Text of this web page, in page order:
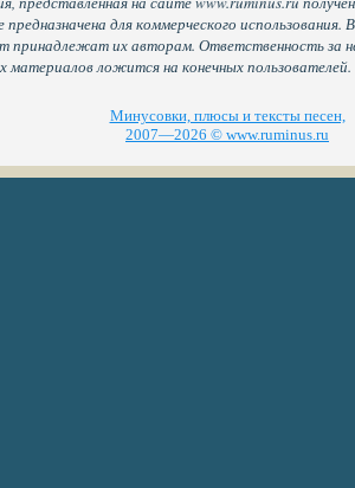
предназначена для коммерческого
принадлежат их авторам. Ответственность за
материалов ложится на конечных пользователей.
Минусовки, плюсы и тексты песен,
2007—2026 © www.ruminus.ru